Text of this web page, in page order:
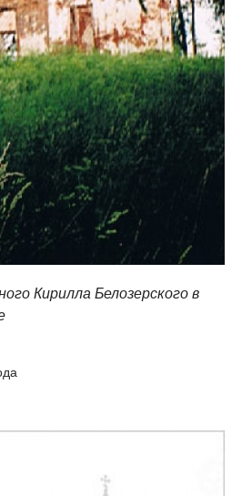
Кирилла Белозерского в